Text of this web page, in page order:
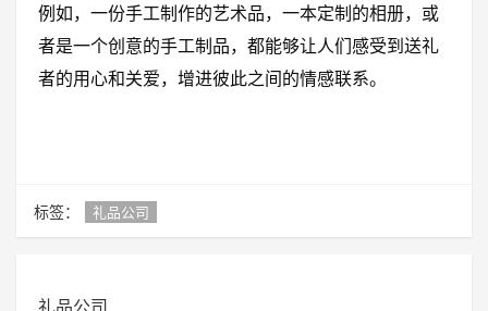
例如，一份手工制作的艺术品，一本定制的相册，或
者是一个创意的手工制品，都能够让人们感受到送礼
者的用心和关爱，增进彼此之间的情感联系。
标签： 礼品公司
礼品公司